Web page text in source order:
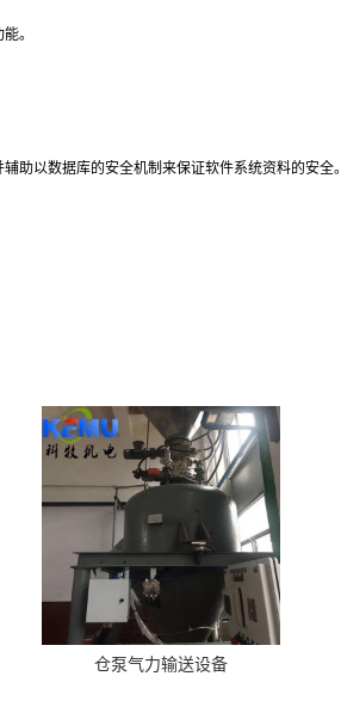
。
助以数据库的安全机制来保证软件系统资料的安全。
仓泵气力输送设备